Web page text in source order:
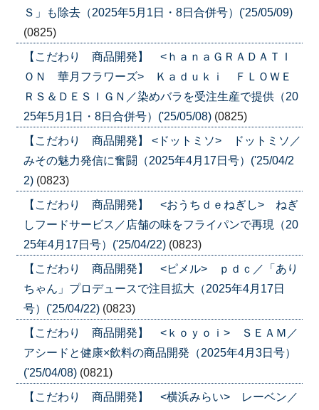
Ｓ」も除去（2025年5月1日・8日合併号）('25/05/09)
(0825)
【こだわり 商品開発】 <ｈａｎａＧＲＡＤＡＴＩ
ＯＮ 華月フラワーズ> Ｋａｄｕｋｉ ＦＬＯＷＥ
ＲＳ＆ＤＥＳＩＧＮ／染めバラを受注生産で提供（20
25年5月1日・8日合併号）('25/05/08) (0825)
【こだわり 商品開発】 <ドットミソ> ドットミソ／
みその魅力発信に奮闘（2025年4月17日号）('25/04/2
2) (0823)
【こだわり 商品開発】 <おうちｄｅねぎし> ねぎ
しフードサービス／店舗の味をフライパンで再現（20
25年4月17日号）('25/04/22) (0823)
【こだわり 商品開発】 <ピメル> ｐｄｃ／「あり
ちゃん」プロデュースで注目拡大（2025年4月17日
号）('25/04/22) (0823)
【こだわり 商品開発】 <ｋｏｙｏｉ> ＳＥＡＭ／
アシードと健康×飲料の商品開発（2025年4月3日号）
('25/04/08) (0821)
【こだわり 商品開発】 <横浜みらい> レーベン／